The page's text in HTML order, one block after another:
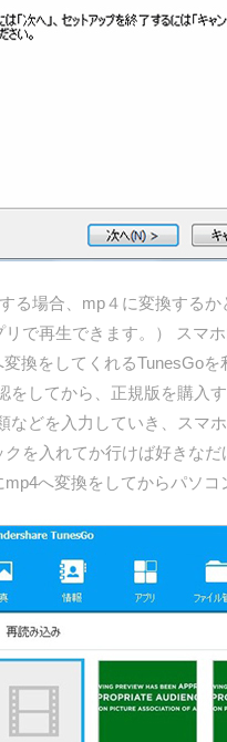
場合、mp４に変換する
で再生できます。） スマ
換をしてくれるTunesGo
してから、正規版を購入
どを入力していき、スマ
を入れてか行けば好きな
へ変換をしてからパソコ